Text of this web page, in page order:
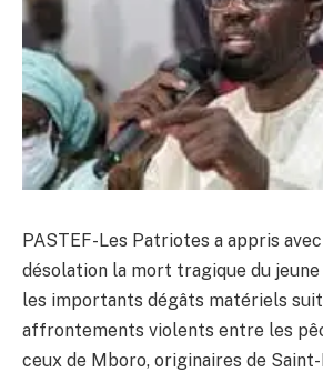
PASTEF-Les Patriotes a appris
désolation la mort tragique du
les importants dégâts matériels
affrontements violents entre les
ceux de Mboro, originaires de